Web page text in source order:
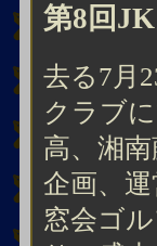
第8回
去る7月
クラブ
高、湘
企画、
窓会ゴ